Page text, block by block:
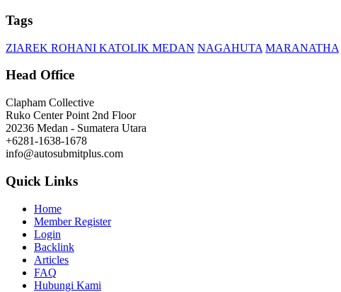
Tags
ZIAREK ROHANI KATOLIK MEDAN NAGAHUTA MARANATHA
Head Office
Clapham Collective
Ruko Center Point 2nd Floor
20236 Medan - Sumatera Utara
+6281-1638-1678
info@autosubmitplus.com
Quick Links
Home
Member Register
Login
Backlink
Articles
FAQ
Hubungi Kami